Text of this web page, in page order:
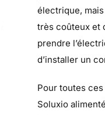
électrique,
très coûteux et
prendre
d’installer un
Pour toutes
Soluxio